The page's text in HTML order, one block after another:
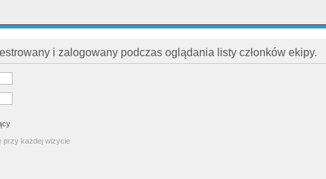
i zalogowany podczas oglądania listy członków ekipy.
przy każdej wizycie